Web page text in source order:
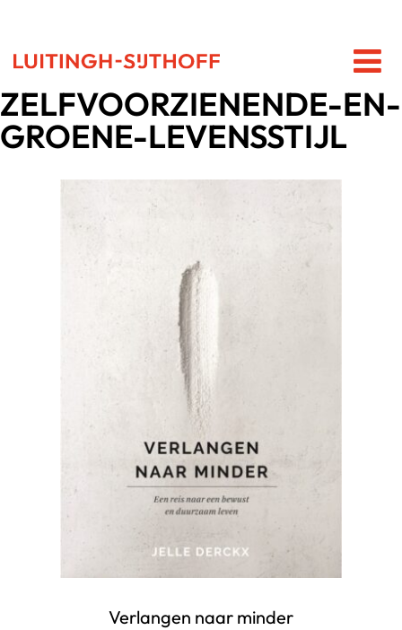
ZELFVOORZIENENDE-EN-
GROENE-LEVENSSTIJL
Verlangen naar minder